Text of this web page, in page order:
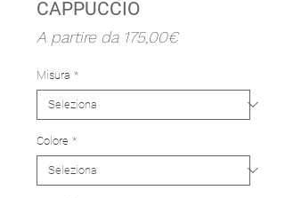
CAPPUCCIO
A partire da 175,00€Prezzo
Misura *
Colore *